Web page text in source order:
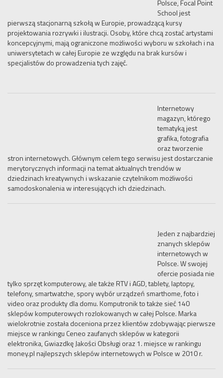
Polsce, Focal Point
School jest
pierwszą stacjonarną szkołą w Europie, prowadzącą kursy
projektowania rozrywki i ilustracji. Osoby, które chcą zostać artystami
koncepcyjnymi, mają ograniczone możliwości wyboru w szkołach i na
uniwersytetach w całej Europie ze względu na brak kursów i
specjalistów do prowadzenia tych zajęć.
Internetowy
magazyn, którego
tematyką jest
grafika, fotografia
oraz tworzenie
stron internetowych. Głównym celem tego serwisu jest dostarczanie
merytorycznych informacji na temat aktualnych trendów w
dziedzinach kreatywnych i wskazanie czytelnikom możliwości
samodoskonalenia w interesujących ich dziedzinach.
Jeden z najbardziej
znanych sklepów
internetowych w
Polsce. W swojej
ofercie posiada nie
tylko sprzęt komputerowy, ale także RTV i AGD, tablety, laptopy,
telefony, smartwatche, spory wybór urządzeń smarthome, foto i
video oraz produkty dla domu. Komputronik to także sieć 140
sklepów komputerowych rozlokowanych w całej Polsce. Marka
wielokrotnie została doceniona przez klientów zdobywając pierwsze
miejsce w rankingu Ceneo zaufanych sklepów w kategorii
elektronika, Gwiazdkę Jakości Obsługi oraz 1. miejsce w rankingu
money.pl najlepszych sklepów internetowych w Polsce w 2010 r.